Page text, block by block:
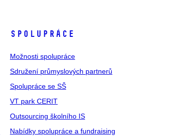
SPOLUPRÁCE
Možnosti spolupráce
Sdružení průmyslových partnerů
Spolupráce se SŠ
VT park CERIT
Outsourcing školního IS
Nabídky spolupráce a fundraising